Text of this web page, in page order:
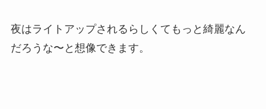
夜はライトアップされるらしくてもっと綺麗なん
だろうな〜と想像できます。